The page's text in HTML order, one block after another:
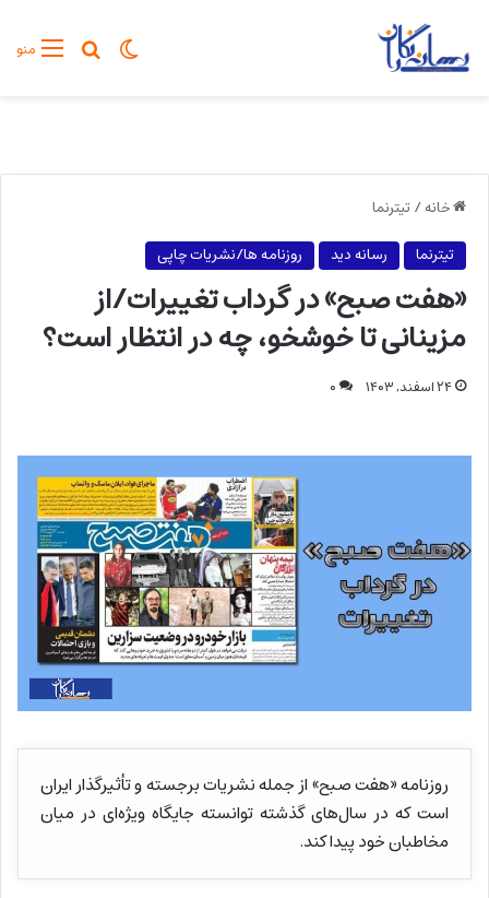
منوجستجو
تغییر پوسته
خانه/تیترنما
تیترنما
رسانه دید روزنامه ها/نشریات چاپی
«هفت صبح» در گرداب تغییرات/از
مزینانی تا خوشخو، چه در انتظار است؟
۲۴ اسفند, ۱۴۰۳ ۰
روزنامه «هفت صبح» از جمله نشریات برجسته و تأثیرگذار ایران
است که در سال‌های گذشته توانسته جایگاه ویژه‌ای در میان
مخاطبان خود پیدا کند.